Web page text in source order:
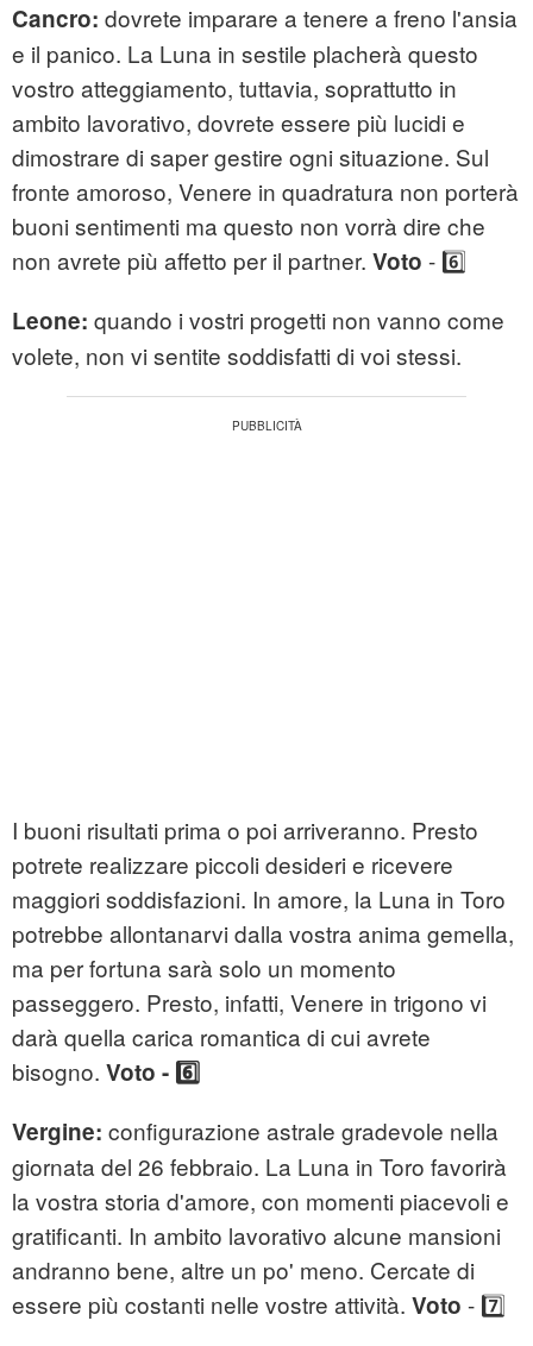
Cancro: dovrete imparare a tenere a freno l'ansia
e il panico. La Luna in sestile placherà questo
vostro atteggiamento, tuttavia, soprattutto in
ambito lavorativo, dovrete essere più lucidi e
dimostrare di saper gestire ogni situazione. Sul
fronte amoroso, Venere in quadratura non porterà
buoni sentimenti ma questo non vorrà dire che
non avrete più affetto per il partner. Voto - 6️⃣
Leone: quando i vostri progetti non vanno come
volete, non vi sentite soddisfatti di voi stessi.
I buoni risultati prima o poi arriveranno. Presto
potrete realizzare piccoli desideri e ricevere
maggiori soddisfazioni. In amore, la Luna in Toro
potrebbe allontanarvi dalla vostra anima gemella,
ma per fortuna sarà solo un momento
passeggero. Presto, infatti, Venere in trigono vi
darà quella carica romantica di cui avrete
bisogno. Voto - 6️⃣
Vergine: configurazione astrale gradevole nella
giornata del 26 febbraio. La Luna in Toro favorirà
la vostra storia d'amore, con momenti piacevoli e
gratificanti. In ambito lavorativo alcune mansioni
andranno bene, altre un po' meno. Cercate di
essere più costanti nelle vostre attività. Voto - 7️⃣